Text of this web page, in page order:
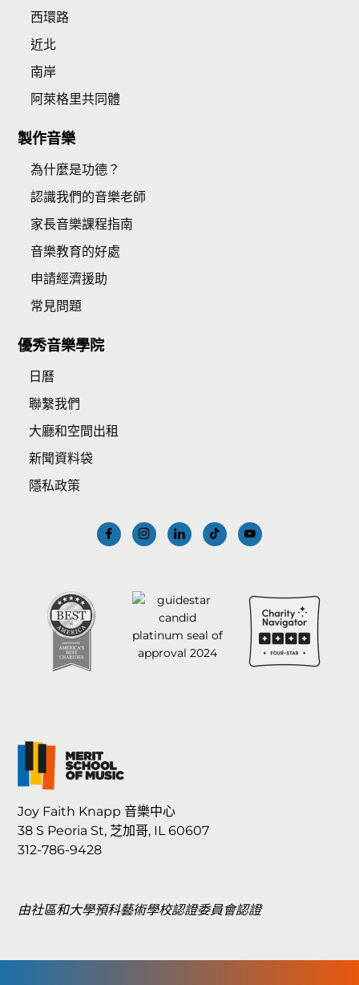
西環路
近北
南岸
阿萊格里共同體
製作音樂
為什麼是功德？
認識我們的音樂老師
家長音樂課程指南
音樂教育的好處
申請經濟援助
常見問題
優秀音樂學院
日曆
聯繫我們
大廳和空間出租
新聞資料袋
隱私政策
Joy Faith Knapp 音樂中心
38 S Peoria St, 芝加哥, IL 60607
312-786-9428
由社區和大學預科藝術學校認證委員會認證